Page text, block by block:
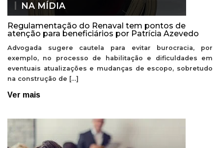
NA MÍDIA
Regulamentação do Renaval tem pontos de
atenção para beneficiários por Patrícia Azevedo
Advogada sugere cautela para evitar burocracia, por
exemplo, no processo de habilitação e dificuldades em
eventuais atualizações e mudanças de escopo, sobretudo
na construção de […]
Ver mais